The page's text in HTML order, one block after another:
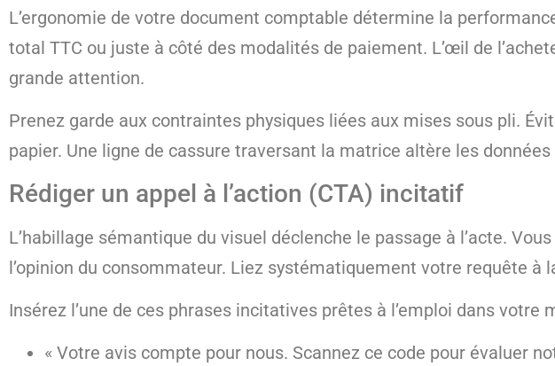
L’ergonomie de votre document comptable détermine la
total TTC ou juste à côté des modalités de paiement. L’œil de
grande attention.
Prenez garde aux contraintes physiques liées aux mises sous pli.
papier. Une ligne de cassure traversant la matrice altère les
Rédiger un appel à l’action (CTA) incitatif
L’habillage sémantique du visuel déclenche le passage à l’acte.
l’opinion du consommateur. Liez systématiquement votre requête à
Insérez l’une de ces phrases incitatives prêtes à l’emploi dans votre
« Votre avis compte pour nous. Scannez ce code pour évaluer